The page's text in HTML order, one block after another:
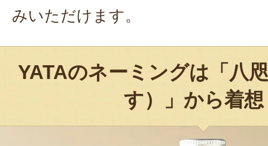
みいただけます。
YATAのネーミングは「八
す）」から着想